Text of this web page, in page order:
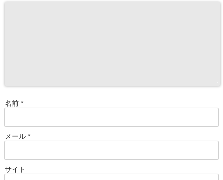
名前 *
メール *
サイト